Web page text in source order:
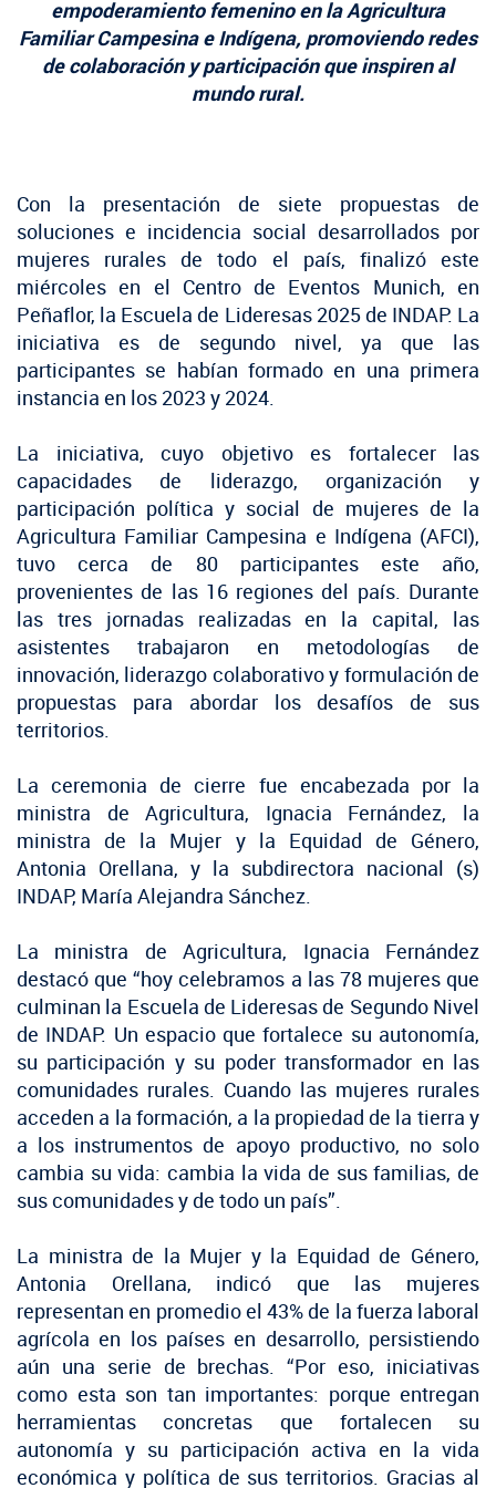
Fotografía
Biblioteca
empoderamiento femenino en la Agricultura
Familiar Campesina e Indígena, promoviendo redes
de colaboración y participación que inspiren al
mundo rural.
Con la presentación de siete propuestas de
soluciones e incidencia social desarrollados por
mujeres rurales de todo el país, finalizó este
miércoles en el Centro de Eventos Munich, en
Peñaflor, la Escuela de Lideresas 2025 de INDAP. La
iniciativa es de segundo nivel, ya que las
participantes se habían formado en una primera
instancia en los 2023 y 2024.
La iniciativa, cuyo objetivo es fortalecer las
capacidades de liderazgo, organización y
participación política y social de mujeres de la
Agricultura Familiar Campesina e Indígena (AFCI),
tuvo cerca de 80 participantes este año,
provenientes de las 16 regiones del país. Durante
las tres jornadas realizadas en la capital, las
asistentes trabajaron en metodologías de
innovación, liderazgo colaborativo y formulación de
propuestas para abordar los desafíos de sus
territorios.
La ceremonia de cierre fue encabezada por la
ministra de Agricultura, Ignacia Fernández, la
ministra de la Mujer y la Equidad de Género,
Antonia Orellana, y la subdirectora nacional (s)
INDAP, María Alejandra Sánchez.
La ministra de Agricultura, Ignacia Fernández
destacó que “hoy celebramos a las 78 mujeres que
culminan la Escuela de Lideresas de Segundo Nivel
de INDAP. Un espacio que fortalece su autonomía,
su participación y su poder transformador en las
comunidades rurales. Cuando las mujeres rurales
acceden a la formación, a la propiedad de la tierra y
a los instrumentos de apoyo productivo, no solo
cambia su vida: cambia la vida de sus familias, de
sus comunidades y de todo un país”.
La ministra de la Mujer y la Equidad de Género,
Antonia Orellana, indicó que las mujeres
representan en promedio el 43% de la fuerza laboral
agrícola en los países en desarrollo, persistiendo
aún una serie de brechas. “Por eso, iniciativas
como esta son tan importantes: porque entregan
herramientas concretas que fortalecen su
autonomía y su participación activa en la vida
económica y política de sus territorios. Gracias al